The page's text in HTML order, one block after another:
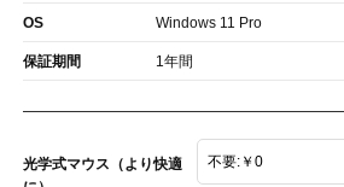
OS Windows 11 Pro
保証期間 1年間
光学式マウス（より快適